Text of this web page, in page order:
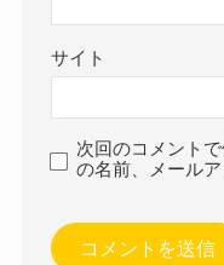
サイト
次回のコメント
の名前、メール